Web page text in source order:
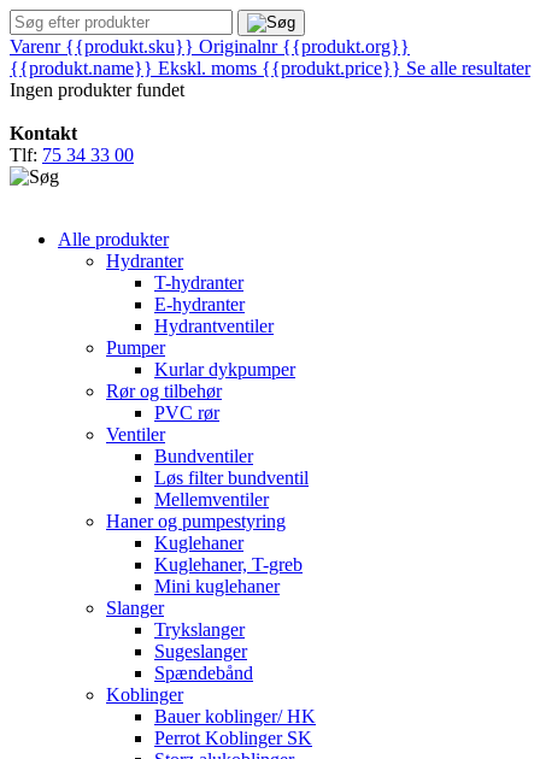
Varenr {{produkt.sku}} Originalnr {{produkt.org}}
{{produkt.name}} Ekskl. moms {{produkt.price}} Se alle resultater
Ingen produkter fundet
Kontakt
Tlf: 75 34 33 00
Alle produkter
Hydranter
T-hydranter
E-hydranter
Hydrantventiler
Pumper
Kurlar dykpumper
Rør og tilbehør
PVC rør
Ventiler
Bundventiler
Løs filter bundventil
Mellemventiler
Haner og pumpestyring
Kuglehaner
Kuglehaner, T-greb
Mini kuglehaner
Slanger
Trykslanger
Sugeslanger
Spændebånd
Koblinger
Bauer koblinger/ HK
Perrot Koblinger SK